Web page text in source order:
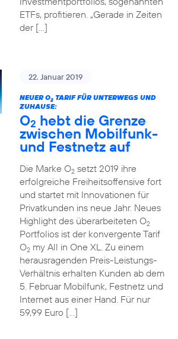
ETFs, profitieren. „Gerade in Zeiten
der […]
22. Januar 2019
NEUER O2TARIF FÜR UNTERWEGS UND
ZUHAUSE:
O2 hebt die Grenze
zwischen Mobilfunk-
und Festnetz auf
Die Marke O2setzt 2019 ihre
erfolgreiche Freiheitsoffensive fort
und startet mit Innovationen für
Privatkunden ins neue Jahr. Neues
Highlight des überarbeiteten O2
Portfolios ist der konvergente Tarif
O2my All in One XL. Zu einem
herausragenden Preis-Leistungs-
Verhältnis erhalten Kunden ab dem
5. Februar Mobilfunk, Festnetz und
Internet aus einer Hand. Für nur
59,99 Euro […]